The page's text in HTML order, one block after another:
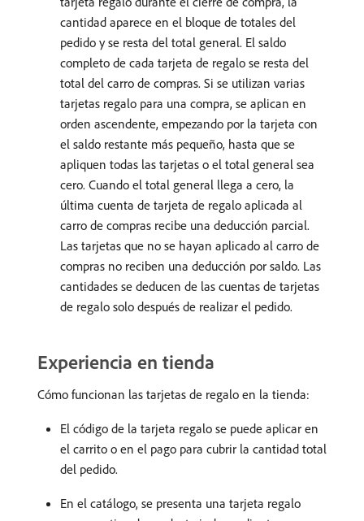
cantidad aparece en el bloque de totales del
pedido y se resta del total general. El saldo
completo de cada tarjeta de regalo se resta del
total del carro de compras. Si se utilizan varias
tarjetas regalo para una compra, se aplican en
orden ascendente, empezando por la tarjeta con
el saldo restante más pequeño, hasta que se
apliquen todas las tarjetas o el total general sea
cero. Cuando el total general llega a cero, la
última cuenta de tarjeta de regalo aplicada al
carro de compras recibe una deducción parcial.
Las tarjetas que no se hayan aplicado al carro de
compras no reciben una deducción por saldo. Las
cantidades se deducen de las cuentas de tarjetas
de regalo solo después de realizar el pedido.
Experiencia en tienda
Cómo funcionan las tarjetas de regalo en la tienda:
El código de la tarjeta regalo se puede aplicar en
el carrito o en el pago para cubrir la cantidad total
del pedido.
En el catálogo, se presenta una tarjeta regalo